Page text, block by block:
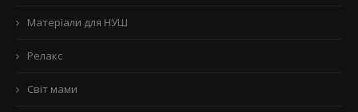
Матеріали для НУШ
Релакс
Світ мами